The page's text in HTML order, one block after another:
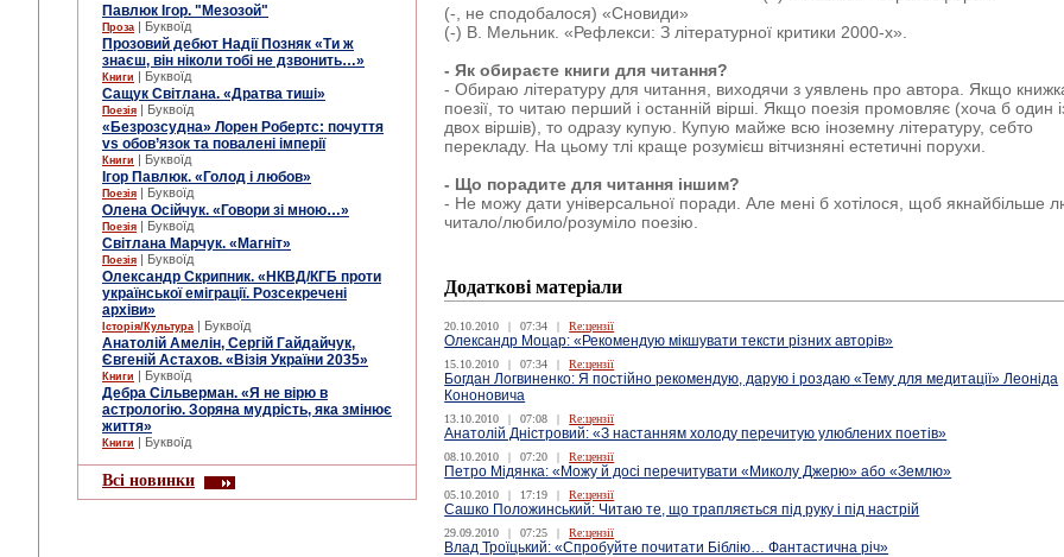
Павлюк Ігор. "Мезозой"
Проза | Буквоїд
Прозовий дебют Надії Позняк «Ти ж
знаєш, він ніколи тобі не дзвонить…»
Книги | Буквоїд
Сащук Світлана. «Дратва тиші»
Поезія | Буквоїд
«Безрозсудна» Лорен Робертс: почуття
vs обов’язок та повалені імперії
Книги | Буквоїд
Ігор Павлюк. «Голод і любов»
Поезія | Буквоїд
Олена Осійчук. «Говори зі мною…»
Поезія | Буквоїд
Світлана Марчук. «Магніт»
Поезія | Буквоїд
Олександр Скрипник. «НКВД/КГБ проти
української еміграції. Розсекречені
архіви»
Історія/Культура | Буквоїд
Анатолій Амелін, Сергій Гайдайчук,
Євгеній Астахов. «Візія України 2035»
Книги | Буквоїд
Дебра Сільверман. «Я не вірю в
астрологію. Зоряна мудрість, яка змінює
життя»
Книги | Буквоїд
Всі новинки
(-, не сподобалося) «Сновиди»
(-) В. Мельник. «Рефлекси: З літературної критики 2000-х».
- Як обираєте книги для читання?
- Обираю літературу для читання, виходячи з уявлень про автора. Якщо
поезії, то читаю перший і останній вірші. Якщо поезія промовляє (хоча б один
двох віршів), то одразу купую. Купую майже всю іноземну літературу, себто
перекладу. На цьому тлі краще розумієш вітчизняні естетичні порухи.
- Що порадите для читання іншим?
- Не можу дати універсальної поради. Але мені б хотілося, щоб якнайбільше
читало/любило/розуміло поезію.
Додаткові матеріали
20.10.2010 | 07:34 | Re:цензії
Олександр Моцар: «Рекомендую мікшувати тексти різних авторів»
15.10.2010 | 07:34 | Re:цензії
Богдан Логвиненко: Я постійно рекомендую, дарую і роздаю «Тему для медитації» Леоніда
Кононовича
13.10.2010 | 07:08 | Re:цензії
Анатолій Дністровий: «З настанням холоду перечитую улюблених поетів»
08.10.2010 | 07:20 | Re:цензії
Петро Мідянка: «Можу й досі перечитувати «Миколу Джерю» або «Землю»
05.10.2010 | 17:19 | Re:цензії
Сашко Положинський: Читаю те, що трапляється під руку і під настрій
29.09.2010 | 07:25 | Re:цензії
Влад Троїцький: «Спробуйте почитати Біблію… Фантастична річ»